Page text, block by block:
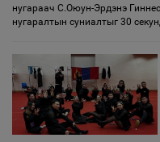
нугараач С.Оюун-Эрдэнэ
нугаралтын суниалтыг 30